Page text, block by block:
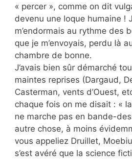
« percer », comme on dit
devenu une loque humaine !
m’endormais au rythme des
que je m’envoyais, perdu là
chambre de bonne.
J’avais bien sûr démarché
maintes reprises (Dargaud,
Casterman, vents d’Ouest,
chaque fois on me disait : «
ne marche pas en bande-
autre chose, à moins
vous appeliez Druillet,
s’est avéré que la science